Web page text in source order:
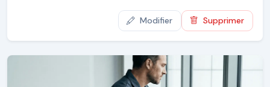
Modifier Supprimer